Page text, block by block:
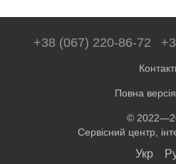
+38 (067) 220-86-72
Повна
©
Сервісний центр,
Укр